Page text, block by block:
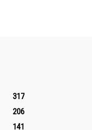
317
206
141